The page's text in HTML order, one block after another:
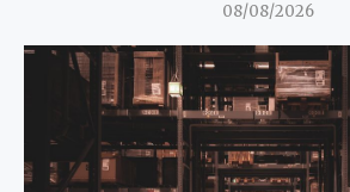
08/08/2026